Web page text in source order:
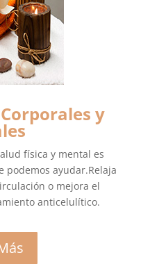
y
física y mental es
podemos ayudar.Relaja
o mejora el
anticelulítico.